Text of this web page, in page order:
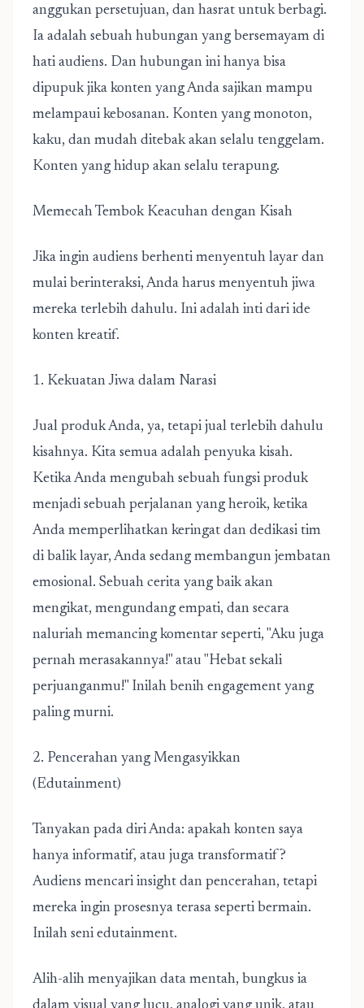
anggukan persetujuan, dan hasrat untuk berbagi.
Ia adalah sebuah hubungan yang bersemayam di
hati audiens. Dan hubungan ini hanya bisa
dipupuk jika konten yang Anda sajikan mampu
melampaui kebosanan. Konten yang monoton,
kaku, dan mudah ditebak akan selalu tenggelam.
Konten yang hidup akan selalu terapung.
Memecah Tembok Keacuhan dengan Kisah
Jika ingin audiens berhenti menyentuh layar dan
mulai berinteraksi, Anda harus menyentuh jiwa
mereka terlebih dahulu. Ini adalah inti dari ide
konten kreatif.
1. Kekuatan Jiwa dalam Narasi
Jual produk Anda, ya, tetapi jual terlebih dahulu
kisahnya. Kita semua adalah penyuka kisah.
Ketika Anda mengubah sebuah fungsi produk
menjadi sebuah perjalanan yang heroik, ketika
Anda memperlihatkan keringat dan dedikasi tim
di balik layar, Anda sedang membangun jembatan
emosional. Sebuah cerita yang baik akan
mengikat, mengundang empati, dan secara
naluriah memancing komentar seperti, "Aku juga
pernah merasakannya!" atau "Hebat sekali
perjuanganmu!" Inilah benih engagement yang
paling murni.
2. Pencerahan yang Mengasyikkan
(Edutainment)
Tanyakan pada diri Anda: apakah konten saya
hanya informatif, atau juga transformatif?
Audiens mencari insight dan pencerahan, tetapi
mereka ingin prosesnya terasa seperti bermain.
Inilah seni edutainment.
Alih-alih menyajikan data mentah, bungkus ia